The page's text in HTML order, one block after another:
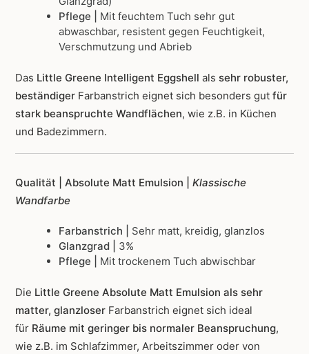
Pflege |
Mit feuchtem Tuch sehr gut
abwaschbar, resistent gegen Feuchtigkeit,
Verschmutzung und Abrieb
Das Little Greene Intelligent Eggshell als sehr robuster,
beständiger Farbanstrich eignet sich besonders gut für
stark beanspruchte Wandflächen, wie z.B. in Küchen
und Badezimmern.
Qualität | Absolute Matt Emulsion | Klassische
Wandfarbe
Farbanstrich | Sehr matt, kreidig, glanzlos
Glanzgrad | 3%
Pflege | Mit trockenem Tuch abwischbar
Die Little Greene Absolute Matt Emulsion als sehr
matter, glanzloser Farbanstrich eignet sich ideal
für Räume mit geringer bis normaler Beanspruchung,
wie z.B. im Schlafzimmer, Arbeitszimmer oder von